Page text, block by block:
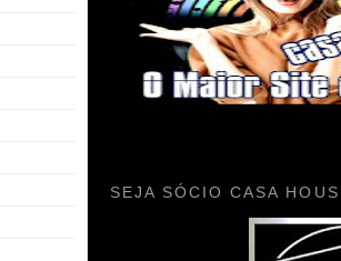
SEJA SÓCIO CASA